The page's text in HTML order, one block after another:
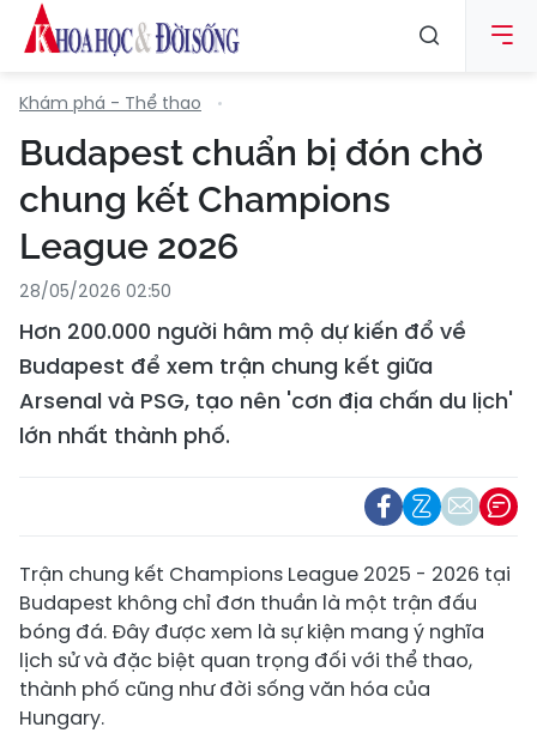
Khám phá - Thể thao
Budapest chuẩn bị đón chờ
chung kết Champions
League 2026
28/05/2026 02:50
Hơn 200.000 người hâm mộ dự kiến đổ về
Budapest để xem trận chung kết giữa
Arsenal và PSG, tạo nên 'cơn địa chấn du lịch'
lớn nhất thành phố.
Trận chung kết Champions League 2025 - 2026 tại
Budapest không chỉ đơn thuần là một trận đấu
bóng đá. Đây được xem là sự kiện mang ý nghĩa
lịch sử và đặc biệt quan trọng đối với thể thao,
thành phố cũng như đời sống văn hóa của
Hungary.